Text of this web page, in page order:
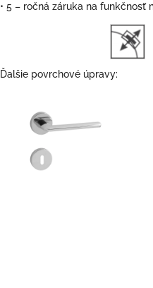
• 5 – ročná záruka na funkčnosť
Ďalšie povrchové úpravy: